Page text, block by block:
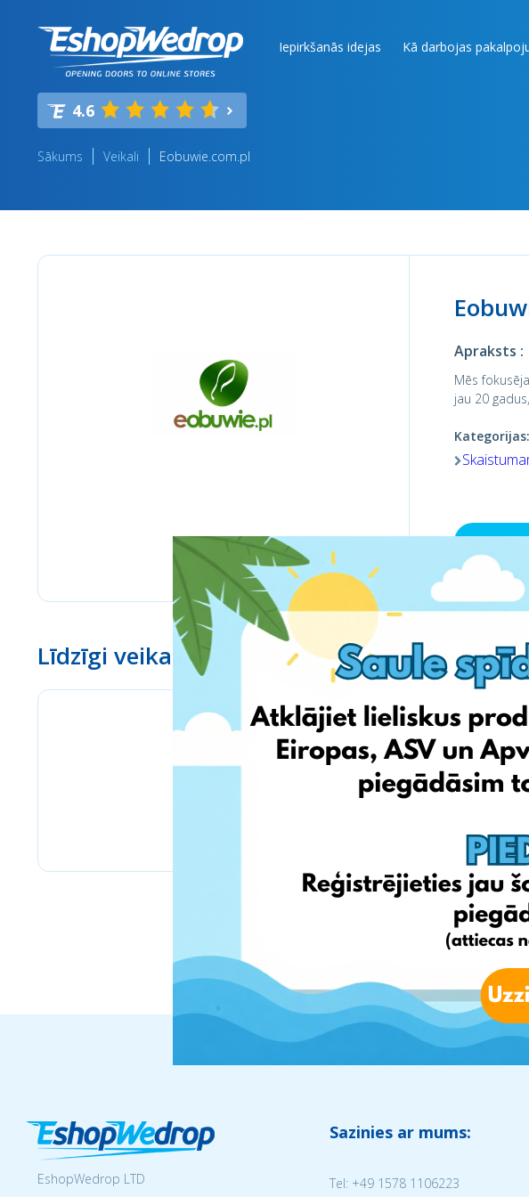
Iepirkšanās idejas Kā darbojas
4.6
Sākums Veikali Eobuwie.com.pl
Apraksts :
Mēs
jau 20
Kategorijas:
Līdzīgi veikali
EshopWedrop LTD
Sazinies ar mums:
Tel: +49 1578 1106223